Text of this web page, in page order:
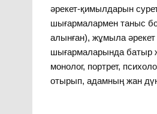
әрекет-қимылдарын
шығармалармен таныс
алынған), жұмыла әрекет
шығармаларында батыр
монолог, портрет,
отырып, адамның жан